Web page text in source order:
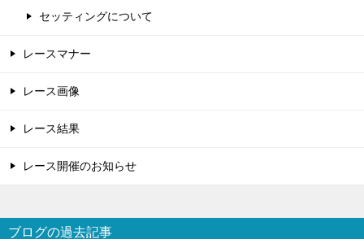
セッティングについて
レースマナー
レース画像
レース結果
レース開催のお知らせ
ブログの過去記事